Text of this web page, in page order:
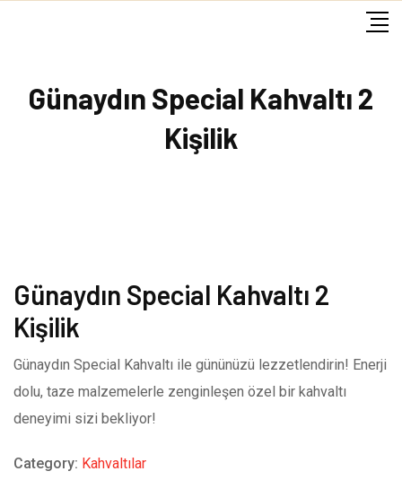
Günaydın Special Kahvaltı 2
Kişilik
Günaydın Special Kahvaltı 2
Kişilik
Günaydın Special Kahvaltı ile gününüzü lezzetlendirin! Enerji
dolu, taze malzemelerle zenginleşen özel bir kahvaltı
deneyimi sizi bekliyor!
Category: Kahvaltılar